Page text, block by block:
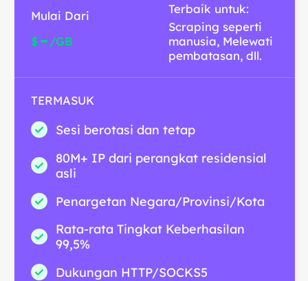
Mulai Dari
$- /GB
Terbaik untuk:
Scraping seperti
manusia, Melewati
pembatasan, dll.
TERMASUK
Sesi berotasi dan tetap
80M+ IP dari perangkat residensial
asli
Penargetan Negara/Provinsi/Kota
Rata-rata Tingkat Keberhasilan
99,5%
Dukungan HTTP/SOCKS5